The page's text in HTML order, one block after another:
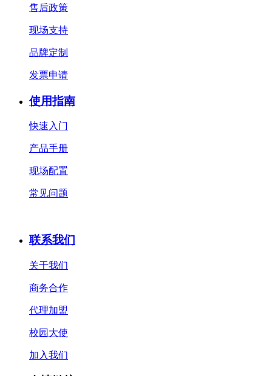
售后政策
现场支持
品牌定制
发票申请
使用指南
快速入门
产品手册
现场配置
常见问题
联系我们
关于我们
商务合作
代理加盟
校园大使
加入我们